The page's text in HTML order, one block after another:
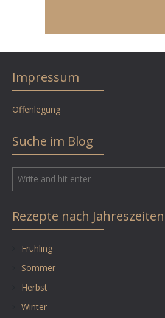
Impressum
Offenlegung
Suche im Blog
Rezepte nach Jahreszeiten
Frühling
Sommer
Herbst
Winter